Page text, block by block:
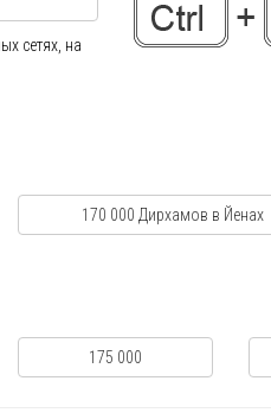
сетях, на
170 000 Дирхамов в Йенах
175 000